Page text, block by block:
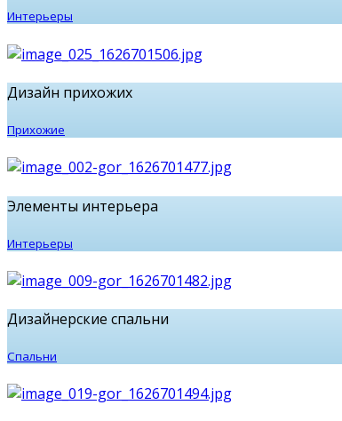
Интерьеры
Дизайн прихожих
Прихожие
Элементы интерьера
Интерьеры
Дизайнерские спальни
Спальни